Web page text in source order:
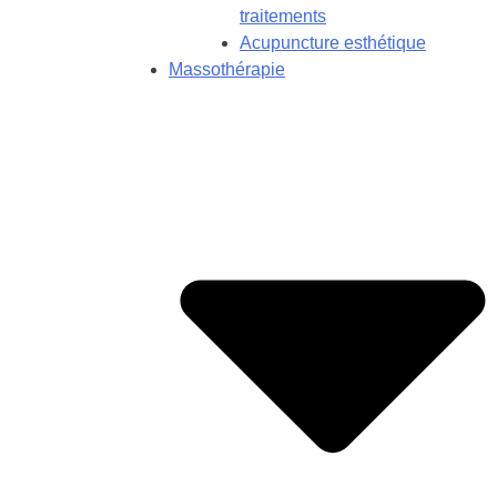
traitements
Acupuncture esthétique
Massothérapie